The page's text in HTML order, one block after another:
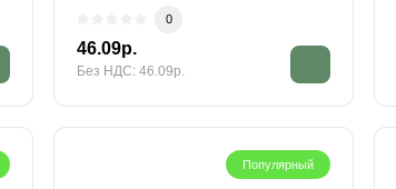
0
46.09р.
Без НДС: 46.09р.
Популярный